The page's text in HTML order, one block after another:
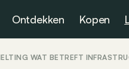
Ontdekken Kopen
WAT BETREFT